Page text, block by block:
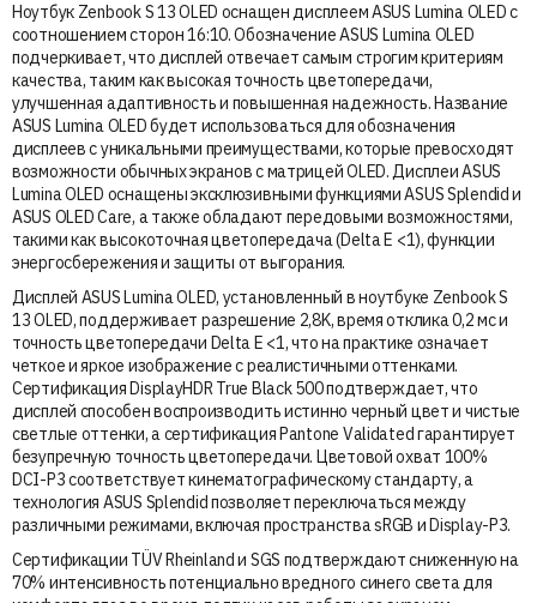
Ноутбук Zenbook S 13 OLED оснащен дисплеем ASUS Lumina OLED с
соотношением сторон 16:10. Обозначение ASUS Lumina OLED
подчеркивает, что дисплей отвечает самым строгим критериям
качества, таким как высокая точность цветопередачи,
улучшенная адаптивность и повышенная надежность. Название
ASUS Lumina OLED будет использоваться для обозначения
дисплеев с уникальными преимуществами, которые превосходят
возможности обычных экранов с матрицей OLED. Дисплеи ASUS
Lumina OLED оснащены эксклюзивными функциями ASUS Splendid и
ASUS OLED Care, а также обладают передовыми возможностями,
такими как высокоточная цветопередача (Delta E <1), функции
энергосбережения и защиты от выгорания.
Дисплей ASUS Lumina OLED, установленный в ноутбуке Zenbook S
13 OLED, поддерживает разрешение 2,8K, время отклика 0,2 мс и
точность цветопередачи Delta E <1, что на практике означает
четкое и яркое изображение с реалистичными оттенками.
Сертификация DisplayHDR True Black 500 подтверждает, что
дисплей способен воспроизводить истинно черный цвет и чистые
светлые оттенки, а сертификация Pantone Validated гарантирует
безупречную точность цветопередачи. Цветовой охват 100%
DCI-P3 соответствует кинематографическому стандарту, а
технология ASUS Splendid позволяет переключаться между
различными режимами, включая пространства sRGB и Display-P3.
Сертификации TÜV Rheinland и SGS подтверждают сниженную на
70% интенсивность потенциально вредного синего света для